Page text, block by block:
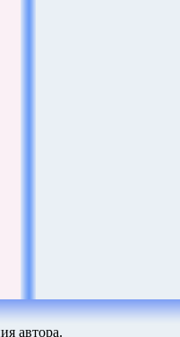
автора.